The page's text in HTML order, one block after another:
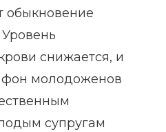
обыкновение
Уровень
снижается, и
молодоженов
супругам